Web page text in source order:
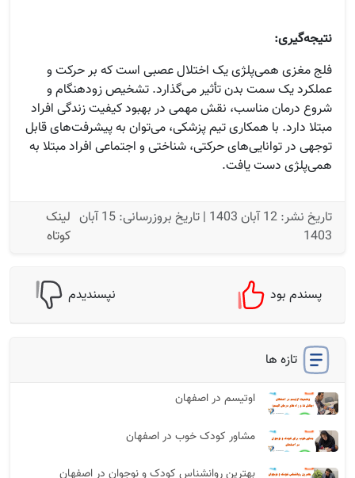
نتیجه‌گیری:
فلج مغزی همی‌پلژی یک اختلال عصبی است که بر حرکت و
عملکرد یک سمت بدن تأثیر می‌گذارد. تشخیص زودهنگام و
شروع درمان مناسب، نقش مهمی در بهبود کیفیت زندگی افراد
مبتلا دارد. با همکاری تیم پزشکی، می‌توان به پیشرفت‌های قابل
توجهی در توانایی‌های حرکتی، شناختی و اجتماعی افراد مبتلا به
همی‌پلژی دست یافت.
تاریخ نشر: 12 آبان 1403 | تاریخ بروزرسانی:
15 آبان
1403
لینک
کوتاه
پسندم بود نپسندیدم
تازه ها
اوتیسم در اصفهان
مشاور کودک خوب در اصفهان
بهترین روانشناس کودک و نوجوان در اصفهان